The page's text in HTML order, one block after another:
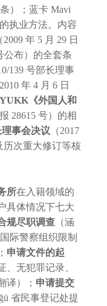
）；蓝卡 Mavi
的执业方法。内容
2009 年 5 月 29 日
公布）的全套条
139 号部长理事
年 4 月 6 日
《外国人和
28615 号）的相
理事会决议 （2017
历次重大修订等核
所在入籍领域的
具体情况下七大
规尽职调查 （涵
际警察组织限制
申请文件的起
、无犯罪记录、
译）； 申请提交
省民事登记处提